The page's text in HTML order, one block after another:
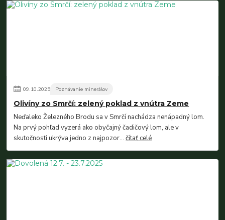
09.10.2025 Poznávanie minerálov
Olivíny zo Smrčí: zelený poklad z vnútra Zeme
Neďaleko Železného Brodu sa v Smrčí nachádza nenápadný lom.
Na prvý pohľad vyzerá ako obyčajný čadičový lom, ale v
skutočnosti ukrýva jedno z najpozor...čítať celé